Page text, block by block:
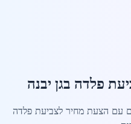
פלדה בגן יבנה
עם הצעת מחיר לצביעת פלדה